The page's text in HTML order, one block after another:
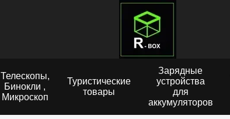
Телескопы,
Бинокли ,
Микроскоп
Туристические
товары
Зарядные
устройства
для
аккумуляторов